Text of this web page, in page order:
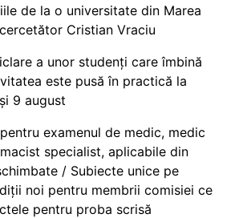
de la o universitate din Marea
Cristian Vraciu
a unor studenți care îmbină
este pusă în practică la
9 august
examenul de medic, medic
specialist, aplicabile din
/ Subiecte unice pe
noi pentru membrii comisiei ce
pentru proba scrisă